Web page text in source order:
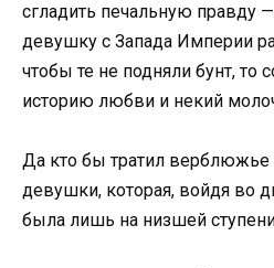
сгладить печальную правду
девушку с Запада Империи
чтобы те не подняли бунт, то
историю любви и некий
Да кто бы тратил
девушки, которая, войдя во
была лишь на низшей